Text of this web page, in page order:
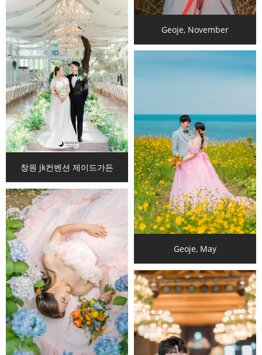
Geoje, November
창원 jk컨벤션 제이드가든
Geoje, May